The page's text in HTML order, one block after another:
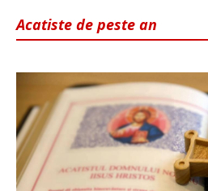
Acatiste de peste an